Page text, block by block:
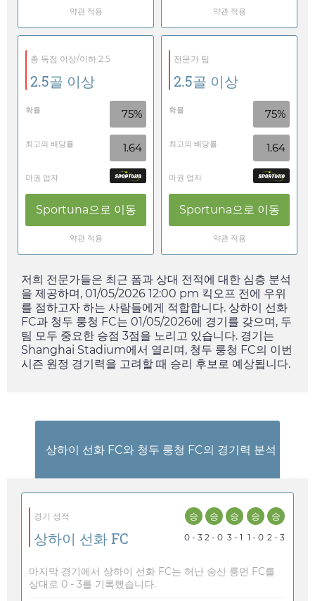
약관 적용 약관 적용
총 득점 이상/이하 2.5
2.5골 이상
확률 75%
최고의 배당률 1.64
마권 업자
Sportuna으로 이동
약관 적용
전문가 팁
2.5골 이상
확률 75%
최고의 배당률 1.64
마권 업자
Sportuna으로 이동
약관 적용
저희 전문가들은 최근 폼과 상대 전적에 대한 심층 분석
을 제공하며, 01/05/2026 12:00 pm 킥오프 전에 우위
를 점하고자 하는 사람들에게 적합합니다. 상하이 선화
FC과 청두 룽청 FC는 01/05/2026에 경기를 갖으며, 두
팀 모두 중요한 승점 3점을 노리고 있습니다. 경기는
Shanghai Stadium에서 열리며, 청두 룽청 FC의 이번
시즌 원정 경기력을 고려할 때 승리 후보로 예상됩니다.
상하이 선화 FC와 청두 룽청 FC의 경기력 분석
경기 성적
상하이 선화 FC
승
0 - 3
승
2 - 0
승
3 - 1
승
1 - 0
승
2 - 3
마지막 경기에서 상하이 선화 FC는 허난 송산 룽먼 FC를
상대로 0 - 3를 기록했습니다.